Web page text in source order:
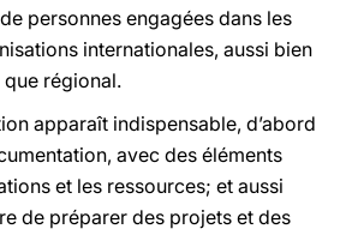
personnes engagées dans les
internationales, aussi bien
régional.
apparaît indispensable, d’abord
avec des éléments
et les ressources; et aussi
de préparer des projets et des